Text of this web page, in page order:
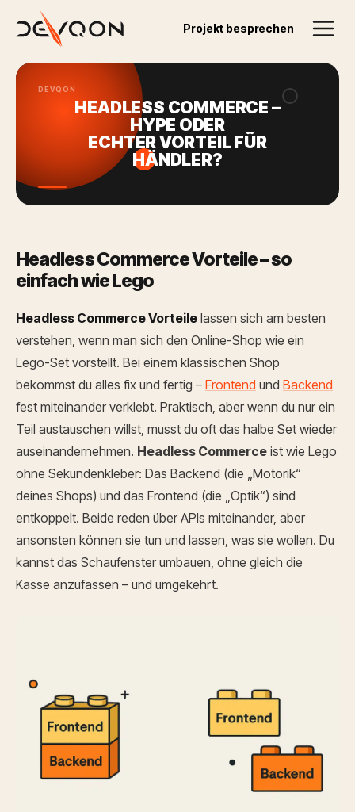
Projekt besprechen
Zurück zum Blog
DEVQON
HEADLESS COMMERCE –
HYPE ODER
ECHTER VORTEIL FÜR
HÄNDLER?
Headless Commerce Vorteile – so
einfach wie Lego
Headless Commerce Vorteile lassen sich am besten
verstehen, wenn man sich den Online-Shop wie ein
Lego-Set vorstellt. Bei einem klassischen Shop
bekommst du alles fix und fertig – Frontend und Backend
fest miteinander verklebt. Praktisch, aber wenn du nur ein
Teil austauschen willst, musst du oft das halbe Set wieder
auseinandernehmen. Headless Commerce ist wie Lego
ohne Sekundenkleber: Das Backend (die „Motorik“
deines Shops) und das Frontend (die „Optik“) sind
entkoppelt. Beide reden über APIs miteinander, aber
ansonsten können sie tun und lassen, was sie wollen. Du
kannst das Schaufenster umbauen, ohne gleich die
Kasse anzufassen – und umgekehrt.